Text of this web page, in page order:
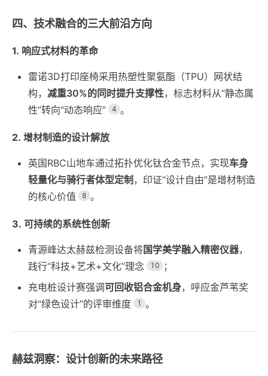
四、技术融合的三大前沿方向
1. 响应式材料的革命
雷诺3D打印座椅采用热塑性聚氨酯（TPU）网状结
构， 减重30%的同时提升支撑性，标志材料从“静态属
性”转向“动态响应”
4 。
2. 增材制造的设计解放
英国RBC山地车通过拓扑优化钛合金节点，实现车身
轻量化与骑行者体型定制 ，印证“设计自由”是增材制造
的核心价值
8 。
3. 可持续的系统性创新
青源峰达太赫兹检测设备将国学美学融入精密仪器，
践行“科技+艺术+文化”理念
10
；
充电桩设计赛强调可回收铝合金机身，呼应金芦苇奖
对“绿色设计”的评审维度
1 。
赫兹洞察：设计创新的未来路径